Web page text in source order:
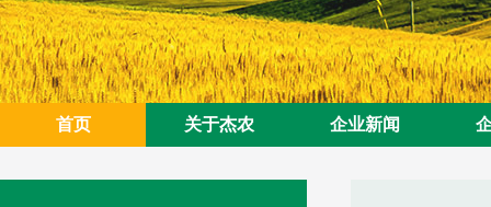
首页 关于杰农 企业新闻